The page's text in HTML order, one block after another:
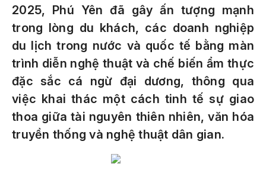
2025, Phú Yên đã gây ấn tượng mạnh
trong lòng du khách, các doanh nghiệp
du lịch trong nước và quốc tế bằng màn
trình diễn nghệ thuật và chế biến ẩm thực
đặc sắc cá ngừ đại dương, thông qua
việc khai thác một cách tinh tế sự giao
thoa giữa tài nguyên thiên nhiên, văn hóa
truyền thống và nghệ thuật dân gian.